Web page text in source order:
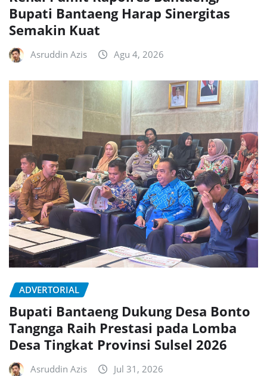
Bupati Bantaeng Harap Sinergitas
Semakin Kuat
Asruddin Azis Agu 4, 2026
ADVERTORIAL
Bupati Bantaeng Dukung Desa Bonto
Tangnga Raih Prestasi pada Lomba
Desa Tingkat Provinsi Sulsel 2026
Asruddin Azis Jul 31, 2026